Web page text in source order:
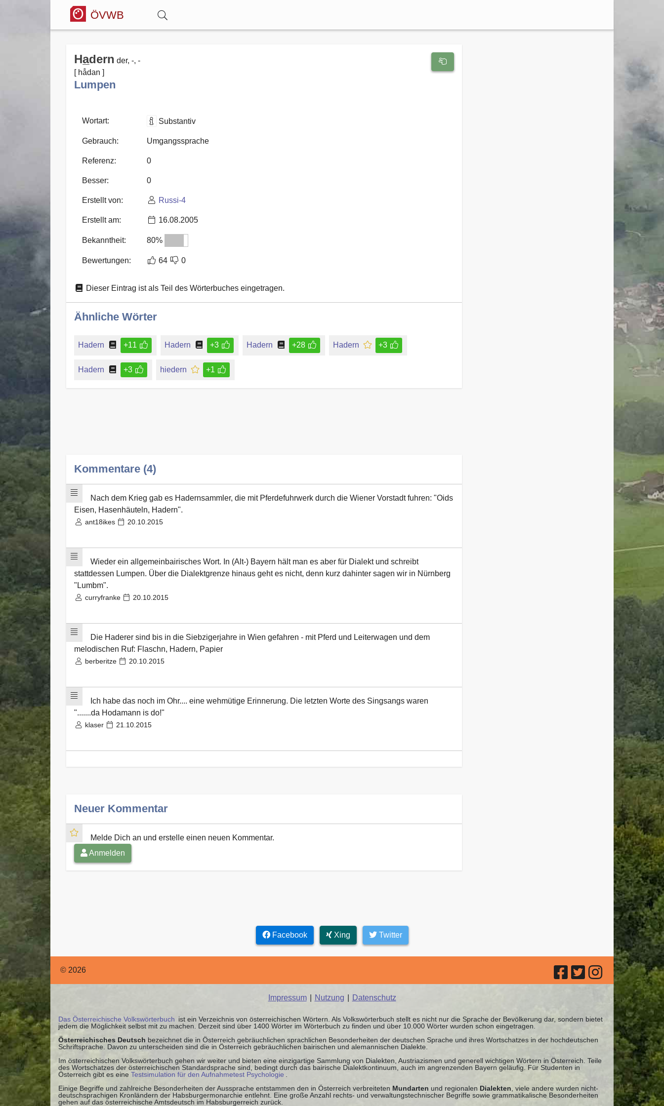
ÖVWB
Wörterbuch
Blog
Ha̲dern der, -, -
[ hådan ]
Lumpen
Wortart: Substantiv
Gebrauch: Umgangssprache
Referenz: 0
Besser: 0
Erstellt von: Russi-4
Erstellt am: 16.08.2005
Bekanntheit: 80%
Bewertungen: 64 0
Dieser Eintrag ist als Teil des Wörterbuches eingetragen.
Ähnliche Wörter
Hadern +11 Hadern +3 Hadern +28 Hadern +3
Hadern +3 hiedern +1
Kommentare (4)
Nach dem Krieg gab es Hadernsammler, die mit Pferdefuhrwerk durch die Wiener Vorstadt fuhren: "Oids
Eisen, Hasenhäuteln, Hadern".
ant18ikes 20.10.2015
Wieder ein allgemeinbairisches Wort. In (Alt-) Bayern hält man es aber für Dialekt und schreibt
stattdessen Lumpen. Über die Dialektgrenze hinaus geht es nicht, denn kurz dahinter sagen wir in Nürnberg
"Lumbm".
curryfranke 20.10.2015
Die Haderer sind bis in die Siebzigerjahre in Wien gefahren - mit Pferd und Leiterwagen und dem
melodischen Ruf: Flaschn, Hadern, Papier
berberitze 20.10.2015
Ich habe das noch im Ohr.... eine wehmütige Erinnerung. Die letzten Worte des Singsangs waren
".......da Hodamann is do!"
klaser 21.10.2015
Neuer Kommentar
Melde Dich an und erstelle einen neuen Kommentar.
Anmelden
Facebook Xing Twitter
© 2026
Impressum Nutzung Datenschutz
Das Österreichische Volkswörterbuch ist ein Verzeichnis von österreichischen Wörtern. Als Volkswörterbuch stellt es nicht nur die Sprache der Bevölkerung dar, sondern bietet
jedem die Möglichkeit selbst mit zu machen. Derzeit sind über 1400 Wörter im Wörterbuch zu finden und über 10.000 Wörter wurden schon eingetragen.
Österreichisches Deutsch bezeichnet die in Österreich gebräuchlichen sprachlichen Besonderheiten der deutschen Sprache und ihres Wortschatzes in der hochdeutschen
Schriftsprache. Davon zu unterscheiden sind die in Österreich gebräuchlichen bairischen und alemannischen Dialekte.
Im österreichischen Volkswörterbuch gehen wir weiter und bieten eine einzigartige Sammlung von Dialekten, Austriazismen und generell wichtigen Wörtern in Österreich. Teile
des Wortschatzes der österreichischen Standardsprache sind, bedingt durch das bairische Dialektkontinuum, auch im angrenzenden Bayern geläufig. Für Studenten in
Österreich gibt es eine Testsimulation für den Aufnahmetest Psychologie
Einige Begriffe und zahlreiche Besonderheiten der Aussprache entstammen den in Österreich verbreiteten Mundarten und regionalen Dialekten , viele andere wurden nicht-
deutschsprachigen Kronländern der Habsburgermonarchie entlehnt. Eine große Anzahl rechts- und verwaltungstechnischer Begriffe sowie grammatikalische Besonderheiten
gehen auf das österreichische Amtsdeutsch im Habsburgerreich zurück.